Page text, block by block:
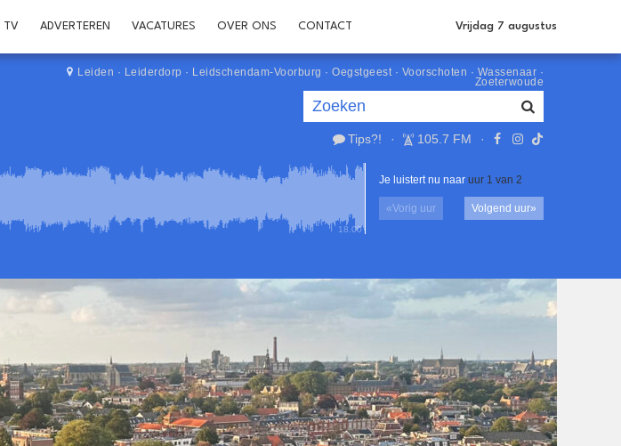
TV ADVERTEREN VACATURES OVER ONS CONTACT Vrijdag 7 augustus
Leiden · Leiderdorp · Leidschendam-Voorburg · Oegstgeest· Voorschoten · Wassenaar ·
Zoeterwoude
Tips?! · 105.7 FM ·
18.00
Je luistert nu naar uur 1 van 2
«Vorig uur Volgend uur»